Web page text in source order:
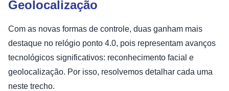
Geolocalização
Com as novas formas de controle, duas ganham mais
destaque no relógio ponto 4.0, pois representam avanços
tecnológicos significativos: reconhecimento facial e
geolocalização. Por isso, resolvemos detalhar cada uma
neste trecho.